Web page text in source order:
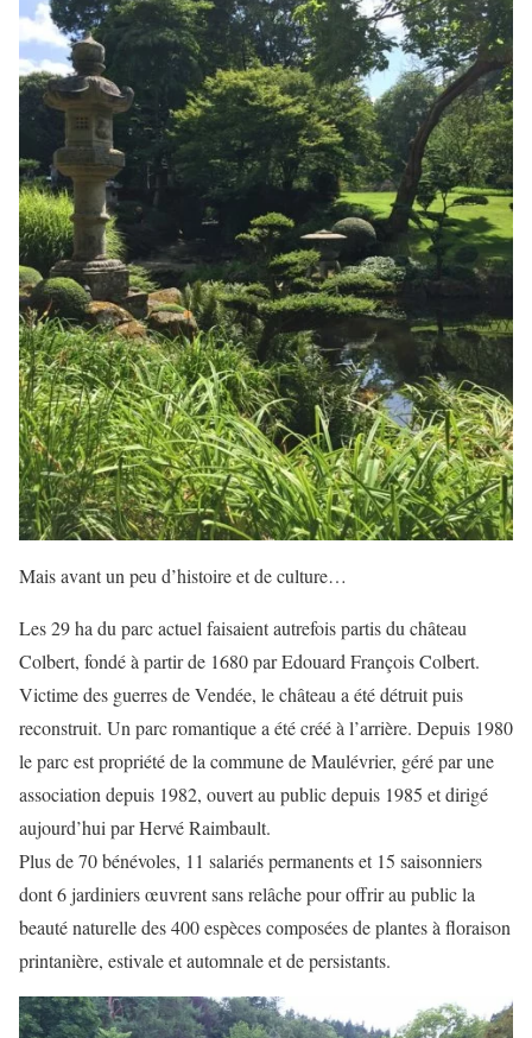
Mais avant un peu d’histoire et de culture…
Les 29 ha du parc actuel faisaient autrefois partis du château
Colbert, fondé à partir de 1680 par Edouard François Colbert.
Victime des guerres de Vendée, le château a été détruit puis
reconstruit. Un parc romantique a été créé à l’arrière. Depuis 1980
le parc est propriété de la commune de Maulévrier, géré par une
association depuis 1982, ouvert au public depuis 1985 et dirigé
aujourd’hui par Hervé Raimbault.
Plus de 70 bénévoles, 11 salariés permanents et 15 saisonniers
dont 6 jardiniers œuvrent sans relâche pour offrir au public la
beauté naturelle des 400 espèces composées de plantes à floraison
printanière, estivale et automnale et de persistants.